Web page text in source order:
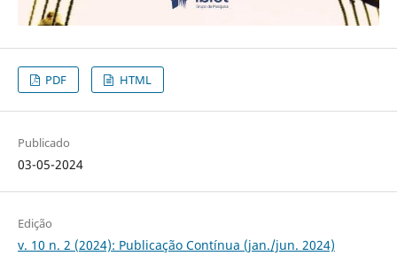
PDF HTML
Publicado
03-05-2024
Edição
v. 10 n. 2 (2024): Publicação Contínua (jan./jun. 2024)